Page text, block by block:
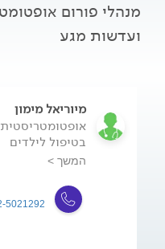
מנהלי פורום
ועדשות מגע
מיוריאל מימון
בטיפול לילדים
המשך >
5021292